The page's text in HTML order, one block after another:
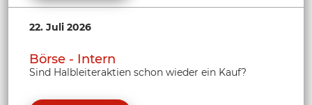
22. Juli 2026
Börse - Intern
Sind Halbleiteraktien schon wieder ein Kauf?